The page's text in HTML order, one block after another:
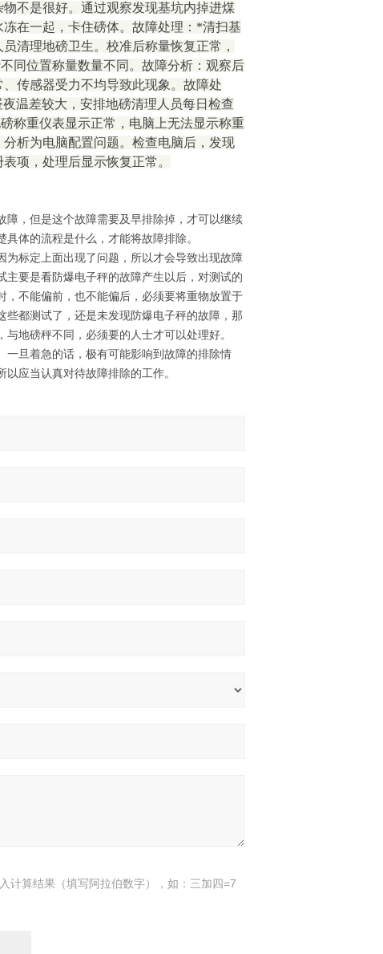
不是很好。通过观察发现基坑内掉进煤
在一起，卡住磅体。故障处理：*清扫基
清理地磅卫生。校准后称量恢复正常，
同位置称量数量不同。故障分析：观察后
传感器受力不均导致此现象。故障处
温差较大，安排地磅清理人员每日检查
称重仪表显示正常，电脑上无法显示称重
析为电脑配置问题。检查电脑后，发现
项，处理后显示恢复正常。
障，但是这个故障需要及早排除掉，才可以继续
体的流程是什么，才能将故障排除。
标定上面出现了问题，所以才会导致出现故障
要是看防爆电子秤的故障产生以后，对测试的
不能偏前，也不能偏后，必须要将重物放置于
都测试了，还是未发现防爆电子秤的故障，那
地磅秤不同，必须要的人士才可以处理好。
一旦着急的话，极有可能影响到故障的排除情
应当认真对待故障排除的工作。
计算结果（填写阿拉伯数字），如：三加四=7